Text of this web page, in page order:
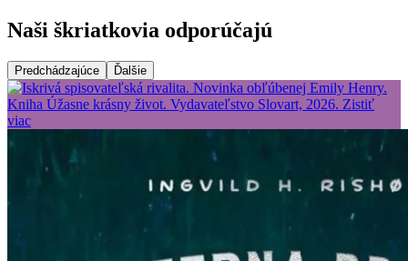
Naši škriatkovia odporúčajú
Predchádzajúce Ďalšie